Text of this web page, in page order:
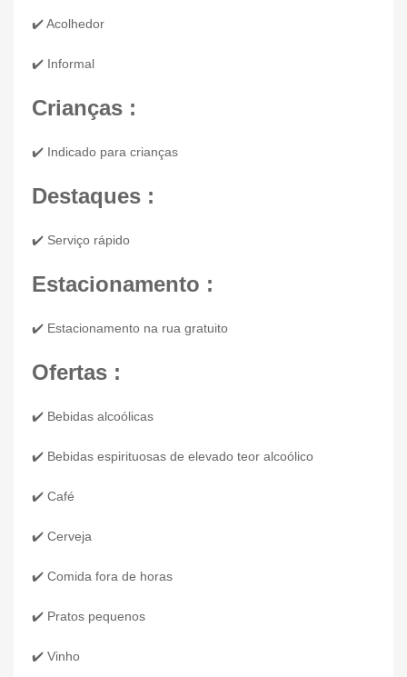
✔️ Acolhedor
✔️ Informal
Crianças :
✔️ Indicado para crianças
Destaques :
✔️ Serviço rápido
Estacionamento :
✔️ Estacionamento na rua gratuito
Ofertas :
✔️ Bebidas alcoólicas
✔️ Bebidas espirituosas de elevado teor alcoólico
✔️ Café
✔️ Cerveja
✔️ Comida fora de horas
✔️ Pratos pequenos
✔️ Vinho